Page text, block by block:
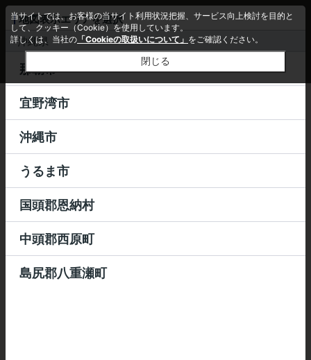
詳細条件 エリア変更
地図表示エリアを選択
沖縄県
那覇市
宜野湾市
沖縄市
うるま市
国頭郡恩納村
中頭郡西原町
島尻郡八重瀬町
当サイトでは、お客様の当サイト利用状況把握、サービス向上検討を目的と
して、クッキー（Cookie）を使用しています。
詳しくは、当社の 「Cookieの取扱いについて」 をご確認ください。
閉じる